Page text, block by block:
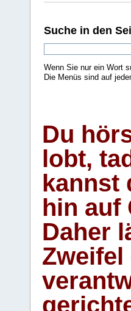
Suche in den
Wenn Sie nur ein Wort
Die Menüs sind auf
Du
lobt,
kannst
hin auf
Daher
Zweifel